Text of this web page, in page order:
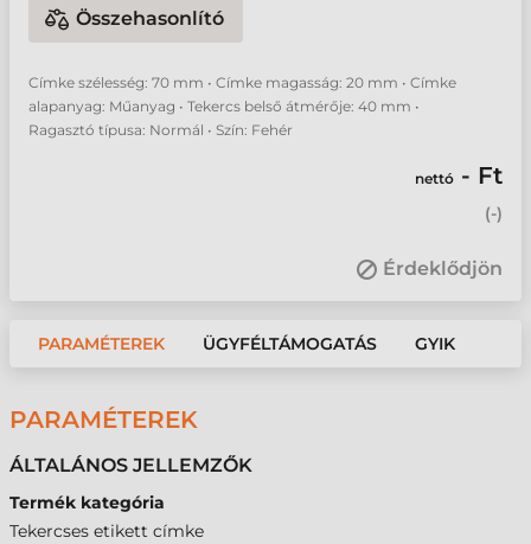
Összehasonlító
Címke szélesség: 70 mm • Címke magasság: 20 mm • Címke
alapanyag: Műanyag • Tekercs belső átmérője: 40 mm •
Ragasztó típusa: Normál • Szín: Fehér
nettó - Ft
(-)
Érdeklődjön
PARAMÉTEREK ÜGYFÉLTÁMOGATÁS GYIK
PARAMÉTEREK
ÁLTALÁNOS JELLEMZŐK
Termék kategória
Tekercses etikett címke